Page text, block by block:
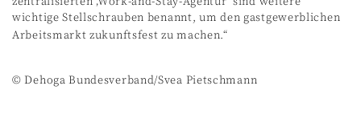
wichtige Stellschrauben benannt, um den gastgewerblichen
Arbeitsmarkt zukunftsfest zu machen.“
© Dehoga Bundesverband/Svea Pietschmann